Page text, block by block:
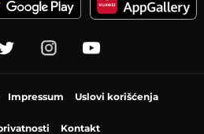
Impressum Uslovi korišćenja
Kontakt